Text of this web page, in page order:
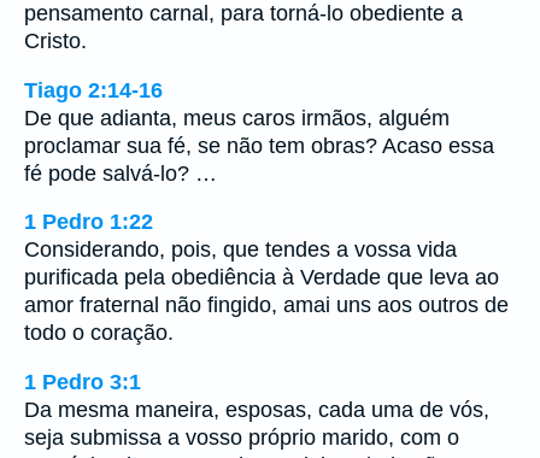
pensamento carnal, para torná-lo obediente a
Cristo.
Tiago 2:14-16
De que adianta, meus caros irmãos, alguém
proclamar sua fé, se não tem obras? Acaso essa
fé pode salvá-lo? …
1 Pedro 1:22
Considerando, pois, que tendes a vossa vida
purificada pela obediência à Verdade que leva ao
amor fraternal não fingido, amai uns aos outros de
todo o coração.
1 Pedro 3:1
Da mesma maneira, esposas, cada uma de vós,
seja submissa a vosso próprio marido, com o